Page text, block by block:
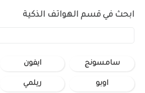
ابحث في قسم الهواتف الذكية
سامسونج ايفون
اوبو ريلمي